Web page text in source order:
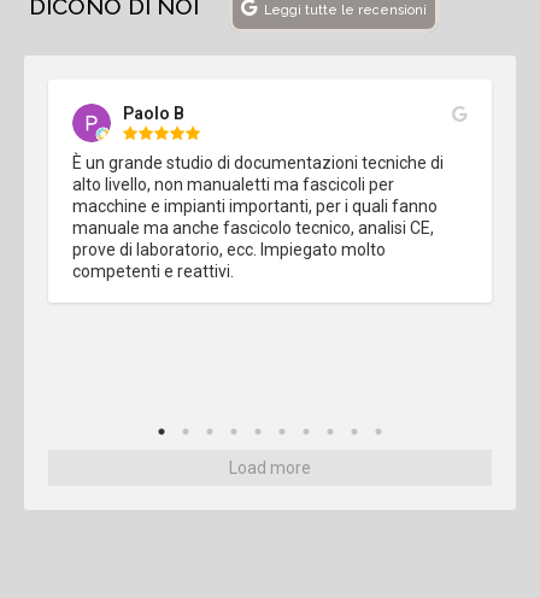
DICONO DI NOI Leggi tutte le recensioni
Paolo B
È un grande studio di documentazioni tecniche di
alto livello, non manualetti ma fascicoli per
macchine e impianti importanti, per i quali fanno
manuale ma anche fascicolo tecnico, analisi CE,
prove di laboratorio, ecc. Impiegato molto
competenti e reattivi.
Load more